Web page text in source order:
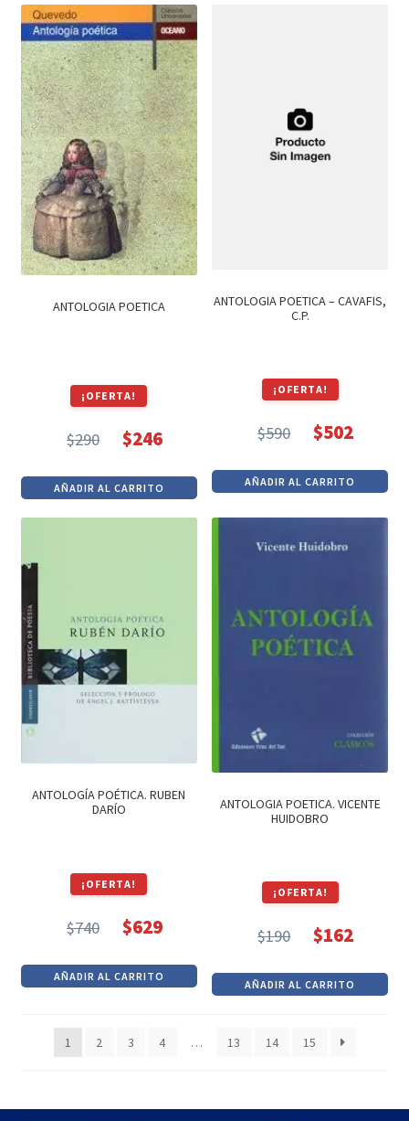
$189.
$161.
ANTOLOGIA POETICA
¡OFERTA!
$290
precio
original
era:
$246
precio
actual
es:
AÑADIR AL CARRITO
ANTOLOGIA POETICA – CAVAFIS,
C.P.
¡OFERTA!
$590
precio
original
era:
$590.
$502
precio
actual
es:
$502.
AÑADIR AL CARRITO
ANTOLOGÍA POÉTICA. RUBEN
DARÍO
¡OFERTA!
$740
precio
original
$740.
$629
precio
actual
$629.
AÑADIR AL CARRITO
ANTOLOGIA POETICA. VICENTE
HUIDOBRO
¡OFERTA!
$190
precio
original
$190.
$162
precio
actual
$162.
AÑADIR AL CARRITO
1 2 3 4 … 13 14 15